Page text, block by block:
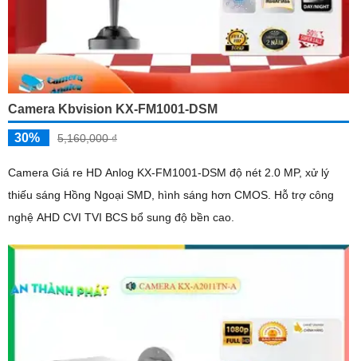
Camera Kbvision KX-FM1001-DSM
30% 5,160,000 ₫
Camera Giá re HD Anlog KX-FM1001-DSM độ nét 2.0 MP, xử lý
thiếu sáng Hồng Ngoại SMD, hình sáng hơn CMOS. Hỗ trợ công
nghệ AHD CVI TVI BCS bổ sung độ bền cao.